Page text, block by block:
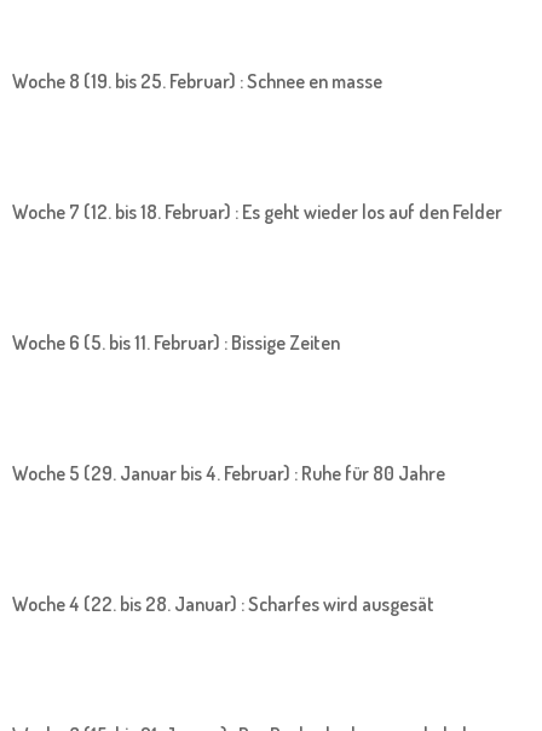
Woche 8 (19. bis 25. Februar) : Schnee en masse
Woche 7 (12. bis 18. Februar) : Es geht wieder los auf den Felder
Woche 6 (5. bis 11. Februar) : Bissige Zeiten
Woche 5 (29. Januar bis 4. Februar) : Ruhe für 80 Jahre
Woche 4 (22. bis 28. Januar) : Scharfes wird ausgesät